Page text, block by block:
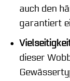
auch den
garantiert
dieser